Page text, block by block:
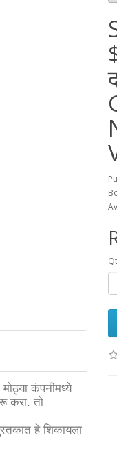
मोठ्या कंपनीमध्ये
करा. तो
हे शिकायला